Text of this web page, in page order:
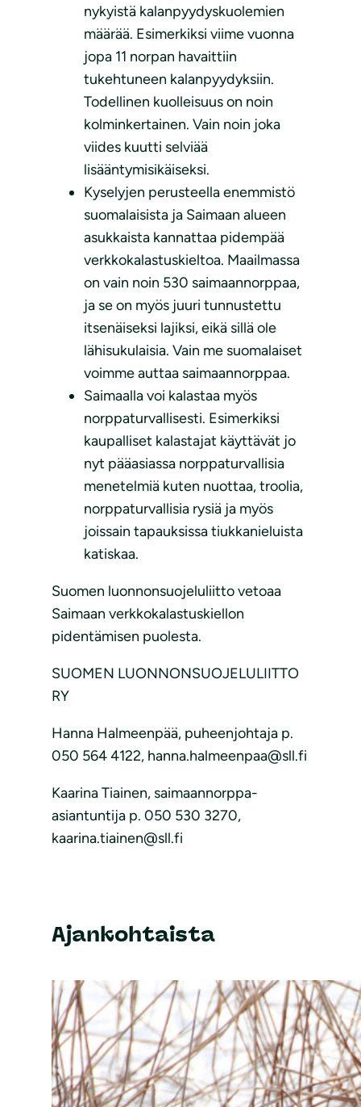
nykyistä kalanpyydyskuolemien
määrää. Esimerkiksi viime vuonna
jopa 11 norpan havaittiin
tukehtuneen kalanpyydyksiin.
Todellinen kuolleisuus on noin
kolminkertainen. Vain noin joka
viides kuutti selviää
lisääntymisikäiseksi.
Kyselyjen perusteella enemmistö
suomalaisista ja Saimaan alueen
asukkaista kannattaa pidempää
verkkokalastuskieltoa. Maailmassa
on vain noin 530 saimaannorppaa,
ja se on myös juuri tunnustettu
itsenäiseksi lajiksi, eikä sillä ole
lähisukulaisia. Vain me suomalaiset
voimme auttaa saimaannorppaa.
Saimaalla voi kalastaa myös
norppaturvallisesti. Esimerkiksi
kaupalliset kalastajat käyttävät jo
nyt pääasiassa norppaturvallisia
menetelmiä kuten nuottaa, troolia,
norppaturvallisia rysiä ja myös
joissain tapauksissa tiukkanieluista
katiskaa.
Suomen luonnonsuojeluliitto vetoaa
Saimaan verkkokalastuskiellon
pidentämisen puolesta.
SUOMEN LUONNONSUOJELULIITTO
RY
Hanna Halmeenpää, puheenjohtaja p.
050 564 4122, hanna.halmeenpaa@sll.fi
Kaarina Tiainen, saimaannorppa-
asiantuntija p. 050 530 3270,
kaarina.tiainen@sll.fi
Ajankohtaista